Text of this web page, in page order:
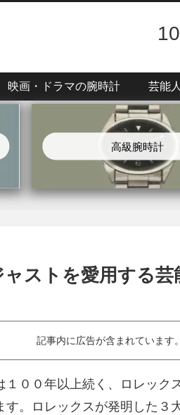
映画・ドラマの腕時計 芸能
高級腕時計
ストを愛用する
記事内に広告が含まれています。
１００年以上続く、ロレック
。ロレックスが発明した３